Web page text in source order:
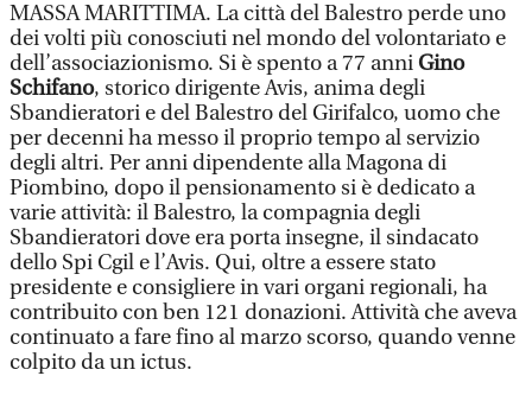
MASSA MARITTIMA. La città del Balestro perde uno
dei volti più conosciuti nel mondo del volontariato e
dell’associazionismo. Si è spento a 77 anniGino
Schifano, storico dirigente Avis, anima degli
Sbandieratori e del Balestro del Girifalco, uomo che
per decenni ha messo il proprio tempo al servizio
degli altri. Per anni dipendente alla Magona di
Piombino, dopo il pensionamento si è dedicato a
varie attività: il Balestro, la compagnia degli
Sbandieratori dove era porta insegne, il sindacato
dello Spi Cgil e l’Avis. Qui, oltre a essere stato
presidente e consigliere in vari organi regionali, ha
contribuito con ben 121 donazioni. Attività che aveva
continuato a fare fino al marzo scorso, quando venne
colpito da un ictus.